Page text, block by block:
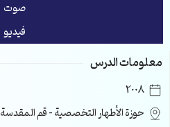
صوت
فيديو
معلومات الدرس
2008
حوزة الأطهار التخصصية – قم المقدسة